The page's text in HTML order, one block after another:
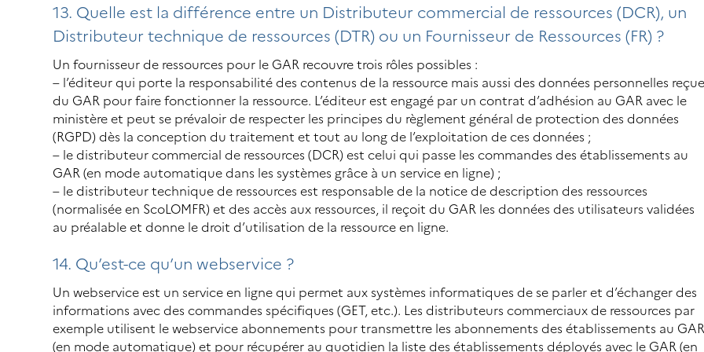
13. Quelle est la différence entre un Distributeur commercial de ressources (DCR), un
Distributeur technique de ressources (DTR) ou un Fournisseur de Ressources (FR) ?
Un fournisseur de ressources pour le GAR recouvre trois rôles possibles :
– l’éditeur qui porte la responsabilité des contenus de la ressource mais aussi des données personnelles
du GAR pour faire fonctionner la ressource. L’éditeur est engagé par un contrat d’adhésion au GAR avec le
ministère et peut se prévaloir de respecter les principes du règlement général de protection des données
(RGPD) dès la conception du traitement et tout au long de l’exploitation de ces données ;
– le distributeur commercial de ressources (DCR) est celui qui passe les commandes des établissements au
GAR (en mode automatique dans les systèmes grâce à un service en ligne) ;
– le distributeur technique de ressources est responsable de la notice de description des ressources
(normalisée en ScoLOMFR) et des accès aux ressources, il reçoit du GAR les données des utilisateurs validées
au préalable et donne le droit d’utilisation de la ressource en ligne.
14. Qu’est-ce qu’un webservice ?
Un webservice est un service en ligne qui permet aux systèmes informatiques de se parler et d’échanger des
informations avec des commandes spécifiques (GET, etc.). Les distributeurs commerciaux de ressources par
exemple utilisent le webservice abonnements pour transmettre les abonnements des établissements au
(en mode automatique) et pour récupérer au quotidien la liste des établissements déployés avec le GAR (en